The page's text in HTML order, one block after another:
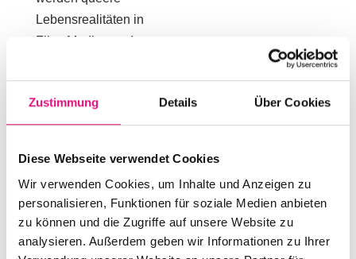
Zustimmung Details Über Cookies
Diese Webseite verwendet Cookies
Wir verwenden Cookies, um Inhalte und Anzeigen zu
personalisieren, Funktionen für soziale Medien anbieten
zu können und die Zugriffe auf unsere Website zu
analysieren. Außerdem geben wir Informationen zu Ihrer
Lebensrealitäten in
Film, Medien und
dargestellt – und wo
werden sie verzerrt
oder vereinfacht?
unserer eigenen
filmischen Praxis.
Mitmachen